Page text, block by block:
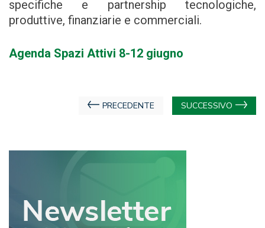
specifiche e partnership tecnologiche,
produttive, finanziarie e commerciali.
Agenda Spazi Attivi 8-12 giugno
Navigazione
PRECEDENTE SUCCESSIVO